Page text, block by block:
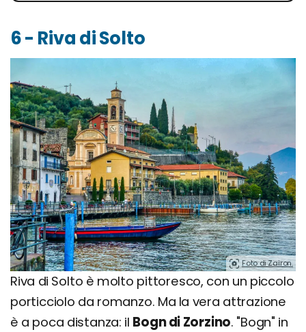
6 - Riva di Solto
Foto di Zairon.
Riva di Solto è molto pittoresco, con un piccolo
porticciolo da romanzo. Ma la vera attrazione
è a poca distanza: il Bogn di Zorzino. "Bogn" in